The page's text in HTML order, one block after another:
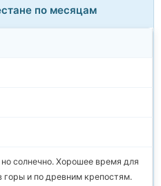
по месяцам
солнечно. Хорошее время для
горы и по древним крепостям.